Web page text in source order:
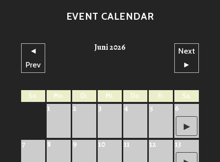
EVENT CALENDAR
◄
Prev
Juni 2026
Next
►
So. Mo. Di. Mi. Do. Fr. Sa.
1 2 3 4 5 6
7 8 9 10 11 12 13